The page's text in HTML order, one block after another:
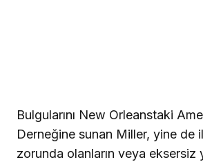
Bulgularını New Orleanstaki
Derneğine sunan Miller, yine de
zorunda olanların veya eksersiz